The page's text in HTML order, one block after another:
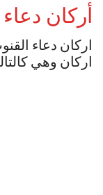
أركان
اركان دعاء
اركان وهي